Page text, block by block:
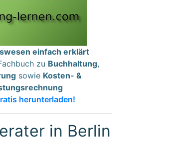
einfach erklärt
zu Buchhaltung,
sowie Kosten- &
herunterladen!
in Berlin